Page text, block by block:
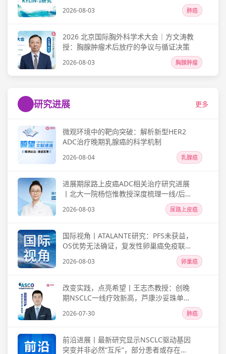
2026-08-03 肺癌
2026 北京国际胸外科学术大会｜方文涛教
授：胸腺肿瘤术后放疗的争议与循证决策
2026-08-03 胸腺肿瘤
研究进展 更多
微观环境中的靶向突破：解析新型HER2
ADC治疗晚期乳腺癌的科学机制
2026-08-04 乳腺癌
进展期尿路上皮癌ADC相关治疗研究进展
丨北大一院杨恺惟教授深度梳理一线/后线
2026-08-03 尿路上皮癌
国际视角丨ATALANTE研究：PFS未获益，
OS优势无法确证，复发性卵巢癌免疫联合
2026-08-03 卵巢癌
改变实践，点亮希望丨王志杰教授：创晚
期NSCLC一线疗效新高，芦康沙妥珠单抗
2026-07-30 肺癌
前沿进展丨最新研究显示NSCLC驱动基因
突变并非必然“互斥”，部分患者或存在